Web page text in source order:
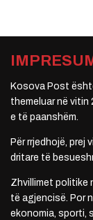
Kosova Post
themeluar në vitin
e të paanshëm.
Për rrjedhojë, prej
dritare të
Zhvillimet politike
të agjencisë. Por
ekonomia, sporti,